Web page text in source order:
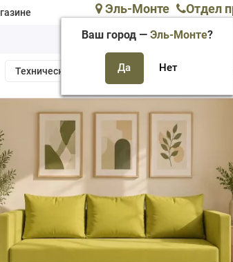
Эль-Монте
Ваш город —Эль-Монте?
Отдел
Техническая поддержка Собрать